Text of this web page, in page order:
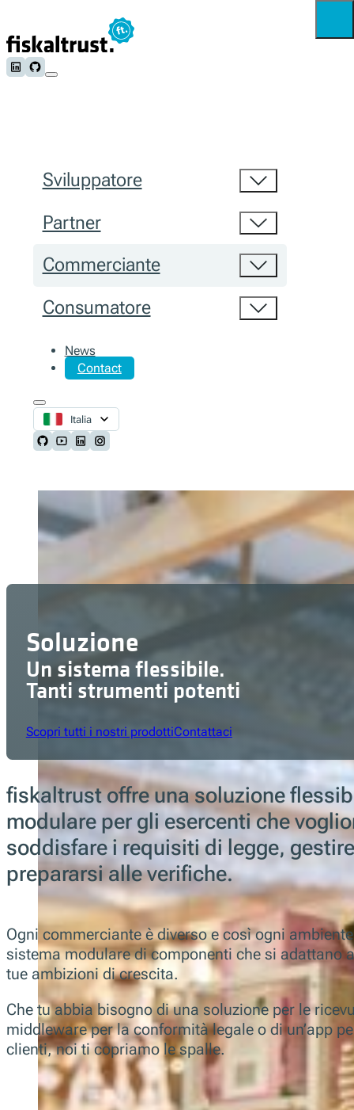
Follow us on LinkedIn
Follow us on Github
Sviluppatore
Partner
Commerciante
Consumatore
News
Contact
Italia
Follow us on Github
Follow us on Youtube
Follow us on LinkedIn
Follow us on Instagram
Soluzione
Un sistema flessibile.
Tanti strumenti potenti
Scopri tutti i nostri prodottiContattaci
fiskaltrust offre una soluzione
modulare per gli esercenti che
soddisfare i requisiti di legge,
prepararsi alle verifiche.
Ogni commerciante è diverso e così ogni
sistema modulare di componenti che si adattano
tue ambizioni di crescita.
Che tu abbia bisogno di una soluzione per le
middleware per la conformità legale o di un’app
clienti, noi ti copriamo le spalle.